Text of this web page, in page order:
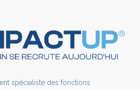
spécialiste des fonctions